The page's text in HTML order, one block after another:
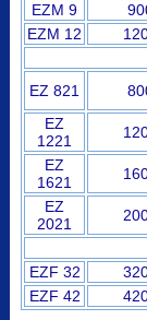
EZM 9
EZM 12
EZ 821
EZ
1221
EZ
1621
EZ
2021
EZF 32
EZF 42